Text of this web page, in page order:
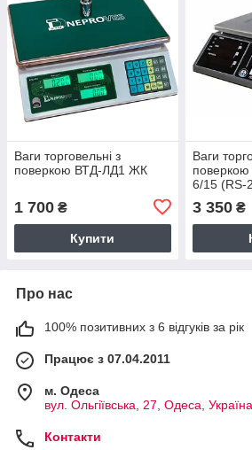
Ваги торговельні з
поверкою ВТД-ЛД1 ЖК
1 700 ₴
Купити
Ваги
поверкою
6/15 (RS-
3 350₴
Про нас
100% позитивних з 6 відгуків за рік
Працює з 07.04.2011
м. Одеса
вул. Ольгіївська, 27, Одеса, Україна
Контакти